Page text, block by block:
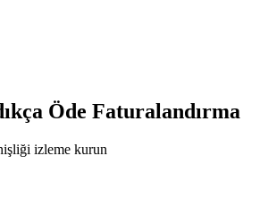
Öde Faturalandırma
izleme kurun